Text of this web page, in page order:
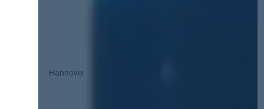
Hannover